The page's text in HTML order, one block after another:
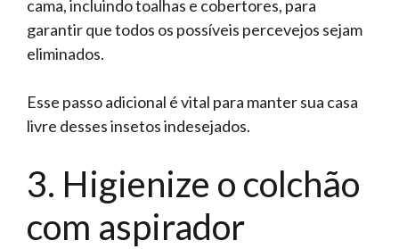
cama, incluindo toalhas e cobertores, para
garantir que todos os possíveis percevejos sejam
eliminados.
Esse passo adicional é vital para manter sua casa
livre desses insetos indesejados.
3. Higienize o colchão
com aspirador